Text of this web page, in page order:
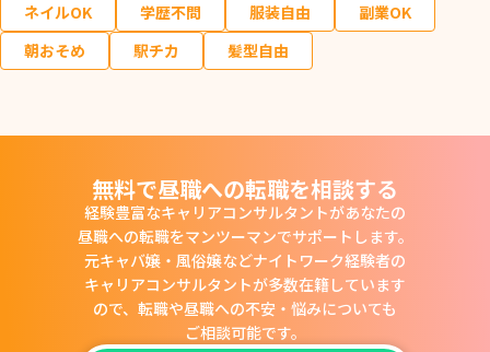
ネイルOK 学歴不問 服装自由
副業OK
朝おそめ
駅チカ 髪型自由
無料で昼職への転職を相談する
経験豊富なキャリアコンサルタントがあなたの
昼職への転職をマンツーマンでサポートします。
元キャバ嬢・風俗嬢などナイトワーク経験者の
キャリアコンサルタントが多数在籍しています
ので、 転職や昼職への不安・悩みについても
ご相談可能です。